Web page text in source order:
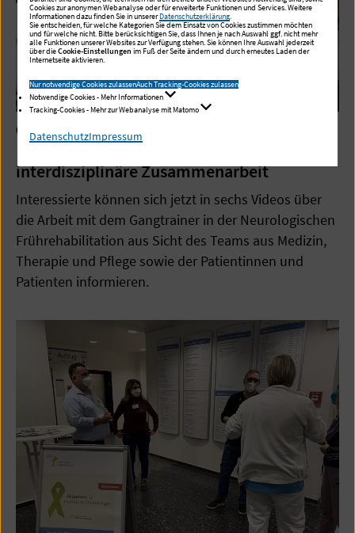
02.11.2022
interdisziplinäre Zusammenarbeit
Interessierte können sich jetzt in sechs Videos über
die Arbeit mit dem Gangtrainer in der Neurologischen
Frührehabilitation aus Sicht des Teams aus Medizin,
Therapie und Pflege sowie der Patientinnen und
Patienten informieren.
Cookies zur anonymen Webanalyse oder für erweiterte Funktionen und Services. Weitere
Informationen dazu finden Sie in unsererDatenschutzerklärung
Sie entscheiden, für welche Kategorien Sie dem Einsatz von Cookies zustimmen möchten
und für welche nicht. Bitte berücksichtigen Sie, dass Ihnen je nach Auswahl ggf. nicht mehr
alle Funktionen unserer Websites zur Verfügung stehen. Sie können Ihre Auswahl jederzeit
über dieCookie-Einstellungen im Fuß der Seite ändern und durch erneutes Laden der
Internetseite aktivieren.
Nur notwendige Cookies zulassenAuch Tracking-Cookies zulassen
Notwendige Cookies - Mehr Informationen
Tracking-Cookies - Mehr zur Webanalyse mit Matomo
DatenschutzImpressum